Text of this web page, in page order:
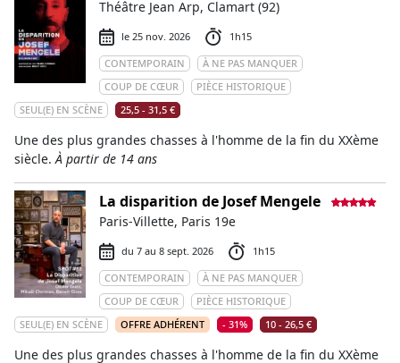
Théâtre Jean Arp, Clamart (92)
le 25 nov. 2026
1h15
CONTEMPORAIN
À NE PAS MANQUER
COUP DE CŒUR
PIÈCE HISTORIQUE
SEUL(E) EN SCÈNE
25,5 - 31,5 €
Une des plus grandes chasses à l'homme de la fin du XXème
siècle.À partir de 14 ans
La disparition de Josef Mengele
Paris-Villette, Paris 19e
du 7 au 8 sept. 2026
1h15
CONTEMPORAIN
À NE PAS MANQUER
COUP DE CŒUR
PIÈCE HISTORIQUE
SEUL(E) EN SCÈNE
OFFRE ADHÉRENT - 31% 10 - 26,5 €
Une des plus grandes chasses à l'homme de la fin du XXème